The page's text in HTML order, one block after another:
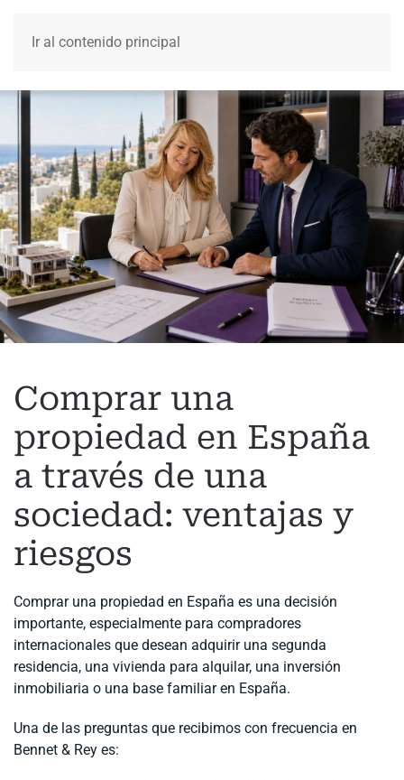
Ir al contenido principal
Comprar una
propiedad en España
a través de una
sociedad: ventajas y
riesgos
Comprar una propiedad en España es una decisión
importante, especialmente para compradores
internacionales que desean adquirir una segunda
residencia, una vivienda para alquilar, una inversión
inmobiliaria o una base familiar en España.
Una de las preguntas que recibimos con frecuencia en
Bennet & Rey es: